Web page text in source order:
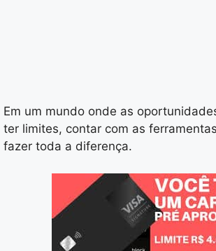
Em um mundo onde as
ter limites, contar com as
fazer toda a diferença.